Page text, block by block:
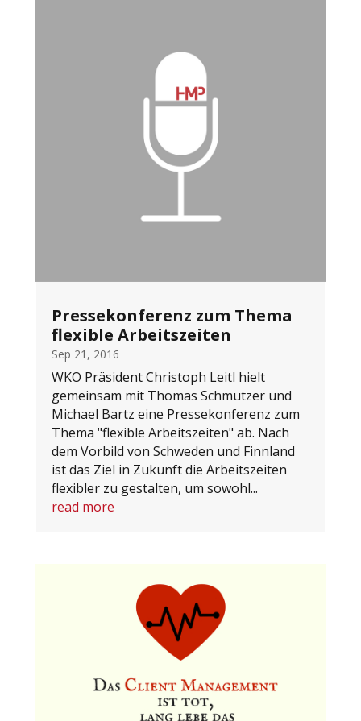
Pressekonferenz zum Thema
flexible Arbeitszeiten
Sep 21, 2016
WKO Präsident Christoph Leitl hielt
gemeinsam mit Thomas Schmutzer und
Michael Bartz eine Pressekonferenz zum
Thema "flexible Arbeitszeiten" ab. Nach
dem Vorbild von Schweden und Finnland
ist das Ziel in Zukunft die Arbeitszeiten
flexibler zu gestalten, um sowohl...
read more